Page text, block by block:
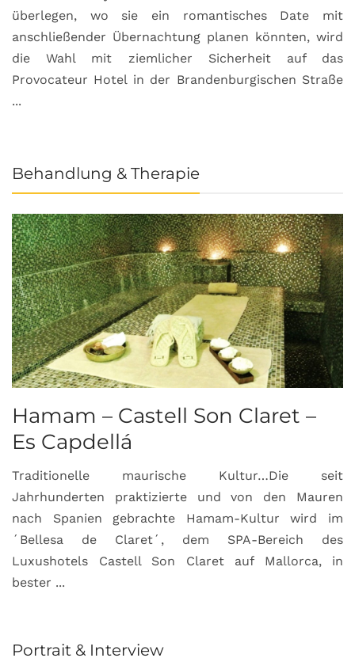
überlegen, wo sie ein romantisches Date mit
anschließender Übernachtung planen könnten, wird
die Wahl mit ziemlicher Sicherheit auf das
Provocateur Hotel in der Brandenburgischen Straße
...
Behandlung & Therapie
Hamam – Castell Son Claret –
Es Capdellá
Traditionelle maurische Kultur…Die seit
Jahrhunderten praktizierte und von den Mauren
nach Spanien gebrachte Hamam-Kultur wird im
´Bellesa de Claret´, dem SPA-Bereich des
Luxushotels Castell Son Claret auf Mallorca, in
bester ...
Portrait & Interview